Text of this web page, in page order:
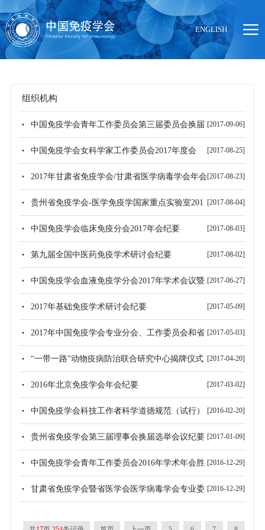
ENGLISH
组织机构
当前位置： 首页 > 组织机构
[2017-09-06]
中国免疫学会青年工作委员会第三届委员会换届
会议纪要 [2017-08-25]
中国免疫学会女科学家工作委员会2017年度会
议“第三届免疫学研究前沿研讨会”胜利召开 [2017-08-23]
2017年甘肃省免疫学会/甘肃省医学病毒学会年会
暨论坛纪要 [2017-08-04]
贵州省免疫学会-医学免疫学国家重点实验室201
7年学术交流会在贵州医科大学举行 [2017-08-03]
中国免疫学会临床免疫分会2017年会纪要
[2017-08-02]
第九届全国中医药免疫学术研讨会纪要
[2017-06-27]
中国免疫学会血液免疫学分会2017年学术会议暨
全体委员会议纪要 [2017-05-09]
2017年基础免疫学术研讨会纪要
[2017-05-03]
2017年中国免疫学会专业分会、工作委员会和省
市免疫学会秘书长工作会议纪要 [2017-04-20]
“一带一路”动物疫病防治联合研究中心揭牌仪式
在哈尔滨举行 [2017-03-02]
2016年北京免疫学会年会纪要
[2016-02-20]
中国免疫学会科技工作者科学道德规范（试行）
[2017-01-09]
贵州省免疫学会第三届理事会换届选举会议纪要
[2016-12-29]
中国免疫学会青年工作委员会2016年学术年会胜
利召开 [2016-12-29]
甘肃省免疫学会暨省医学会医学病毒学会专业委